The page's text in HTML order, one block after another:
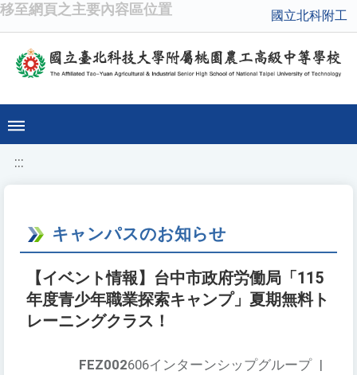
移至網頁之主要內容區位置 國立北科附工
:::
キャンパスのお知らせ
【イベント情報】台中市政府労働局「115
年度青少年職業探索キャンプ」夏期無料ト
レーニングクラス！
FEZ002606インターンシップグループ |